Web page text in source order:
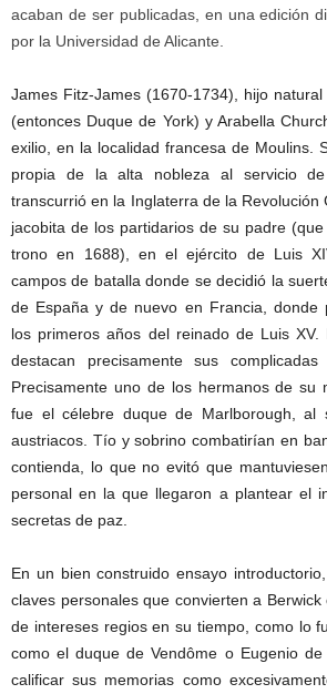
acaban de ser publicadas, en una edición
por la Universidad de Alicante.
James Fitz-James (1670-1734), hijo
(entonces Duque de York) y Arabella
exilio, en la localidad francesa de Moulins.
propia de la alta nobleza al servicio de
transcurrió en la Inglaterra de la Revolución
jacobita de los partidarios de su padre
trono en 1688), en el ejército de Luis
campos de batalla donde se decidió la
de España y de nuevo en Francia, donde
los primeros años del reinado de Luis
destacan precisamente sus complicadas
Precisamente uno de los hermanos de su
fue el célebre duque de Marlborough, al
austriacos. Tío y sobrino combatirían en
contienda, lo que no evitó que
personal en la que llegaron a plantear el
secretas de paz.
En un bien construido ensayo
claves personales que convierten a
de intereses regios en su tiempo, como lo
como el duque de Vendôme o Eugenio
calificar sus memorias como